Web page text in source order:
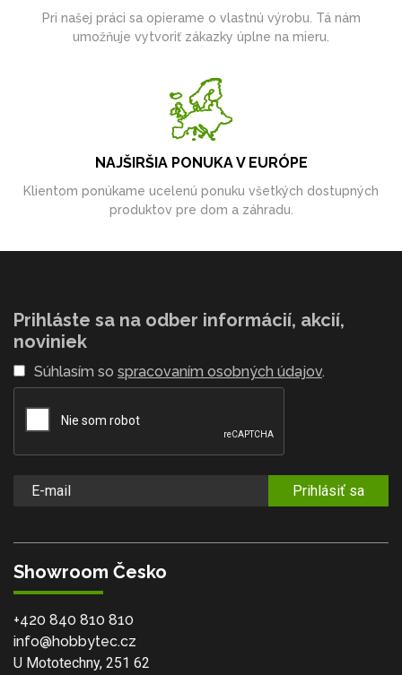
Pri našej práci sa opierame o vlastnú výrobu. Tá nám
umožňuje vytvoriť zákazky úplne na mieru.
NAJŠIRŠIA PONUKA V EURÓPE
Klientom ponúkame ucelenú ponuku všetkých dostupných
produktov pre dom a záhradu.
Prihláste sa na odber informácií, akcií,
noviniek
Súhlasím so spracovaním osobných údajov.
Prihlásiť sa
Showroom Česko
+420 840 810 810
info@hobbytec.cz
U Mototechny, 251 62